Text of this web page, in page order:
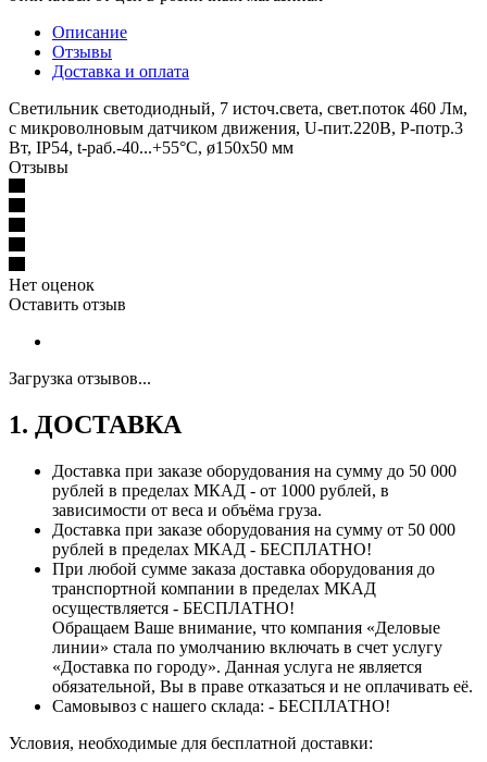
Описание
Отзывы
Доставка и оплата
Светильник светодиодный, 7 источ.света, свет.поток 460 Лм,
с микроволновым датчиком движения, U-пит.220В, P-потр.3
Вт, IP54, t-раб.-40...+55°С, ø150х50 мм
Отзывы
Нет оценок
Оставить отзыв
Загрузка отзывов...
1. ДОСТАВКА
Доставка при заказе оборудования на сумму до 50 000
рублей в пределах МКАД - от 1000 рублей, в
зависимости от веса и объёма груза.
Доставка при заказе оборудования на сумму от 50 000
рублей в пределах МКАД - БЕСПЛАТНО!
При любой сумме заказа доставка оборудования до
транспортной компании в пределах МКАД
осуществляется - БЕСПЛАТНО!
Обращаем Ваше внимание, что компания «Деловые
линии» стала по умолчанию включать в счет услугу
«Доставка по городу». Данная услуга не является
обязательной, Вы в праве отказаться и не оплачивать её.
Самовывоз с нашего склада: - БЕСПЛАТНО!
Условия, необходимые для бесплатной доставки: